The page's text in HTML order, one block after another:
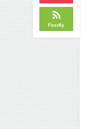
Feedly